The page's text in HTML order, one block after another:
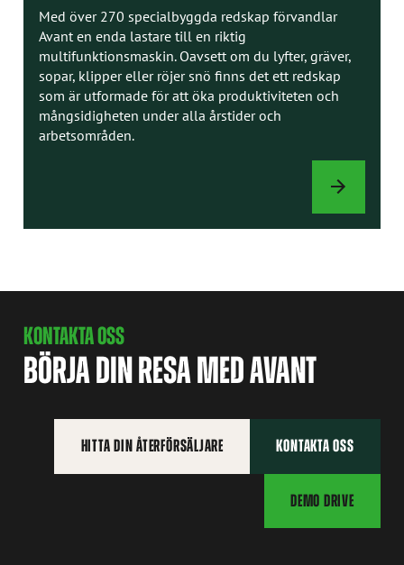
Med över 270 specialbyggda redskap förvandlar
Avant en enda lastare till en riktig
multifunktionsmaskin. Oavsett om du lyfter, gräver,
sopar, klipper eller röjer snö finns det ett redskap
som är utformade för att öka produktiviteten och
mångsidigheten under alla årstider och
arbetsområden.
REDSKAP
KONTAKTA OSS
BÖRJA DIN RESA MED AVANT
HITTA DIN ÅTERFÖRSÄLJARE KONTAKTA OSS
DEMO DRIVE